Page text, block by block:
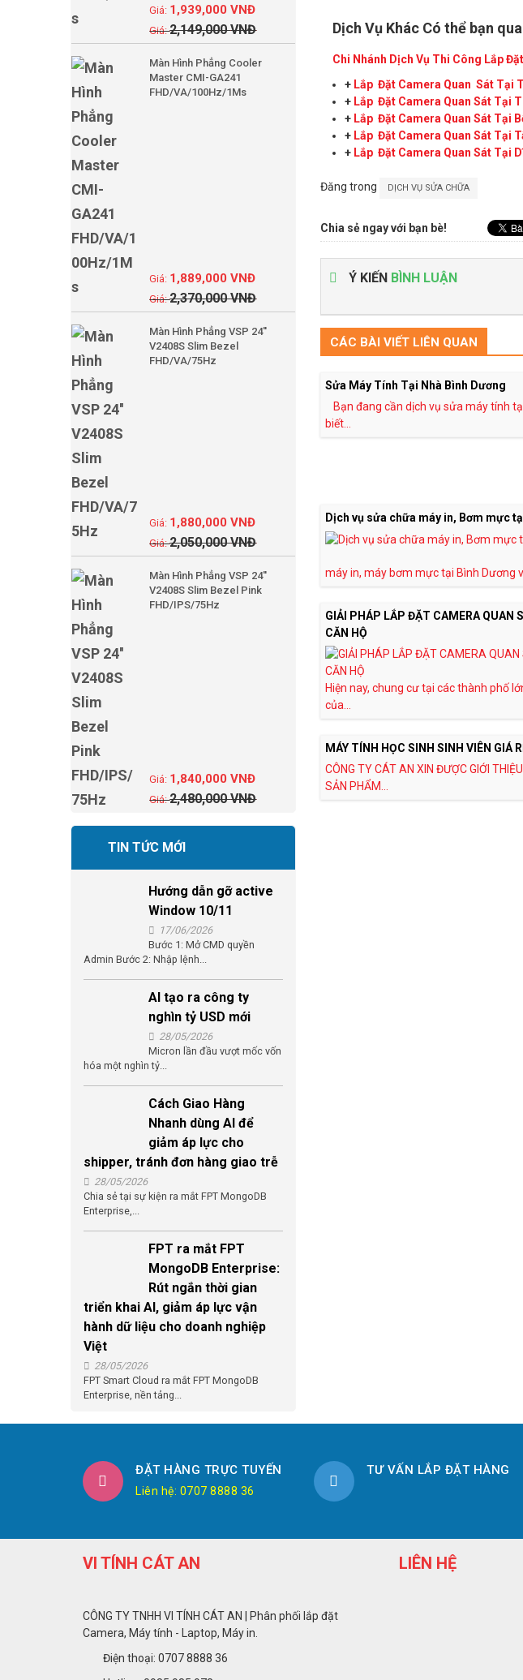
Dịch Vụ Khác Có thể bạn
Chi Nhánh Dịch Vụ Thi Công Lắp
+ Lắp Đặt Camera Quan Sát Tại
+ Lắp Đặt Camera Quan Sát Tại
+ Lắp Đặt Camera Quan Sát Tại
+ Lắp Đặt Camera Quan Sát Tại
+ Lắp Đặt Camera Quan Sát Tại
Đăng trong DỊCH VỤ SỬA CHỮA
Chia sẻ ngay với bạn bè!
Ý KIẾN BÌNH LUẬN
CÁC BÀI VIẾT LIÊN QUAN
Sửa Máy Tính Tại Nhà Bình Dương
Bạn đang cần dịch vụ sửa máy tính
biết...
Dịch vụ sửa chữa máy in, Bơm mực
máy in, máy bơm mực tại Bình Dương
GIẢI PHÁP LẮP ĐẶT CAMERA QUAN
CĂN HỘ
Hiện nay, chung cư tại các thành phố
của...
MÁY TÍNH HỌC SINH SINH VIÊN GIÁ
CÔNG TY CÁT AN XIN ĐƯỢC GIỚI
SẢN PHẨM...
2,149,000VNĐ
1,939,000VNĐ
Màn Hình Phẳng Cooler
Master CMI-GA241
FHD/VA/100Hz/1Ms
2,370,000VNĐ
1,889,000VNĐ
Màn Hình Phẳng VSP 24''
V2408S Slim Bezel
FHD/VA/75Hz
2,050,000VNĐ
1,880,000VNĐ
Màn Hình Phẳng VSP 24''
V2408S Slim Bezel Pink
FHD/IPS/75Hz
2,480,000VNĐ
1,840,000VNĐ
TIN TỨC MỚI
Hướng dẫn gỡ active
Window 10/11
17/06/2026
Bước 1: Mở CMD quyền
Admin Bước 2: Nhập lệnh...
AI tạo ra công ty
nghìn tỷ USD mới
28/05/2026
Micron lần đầu vượt mốc vốn
hóa một nghìn tỷ...
Cách Giao Hàng
Nhanh dùng AI để
giảm áp lực cho
shipper, tránh đơn hàng giao trễ
28/05/2026
Chia sẻ tại sự kiện ra mắt FPT MongoDB
Enterprise,...
FPT ra mắt FPT
MongoDB Enterprise:
Rút ngắn thời gian
triển khai AI, giảm áp lực vận
hành dữ liệu cho doanh nghiệp
Việt
28/05/2026
FPT Smart Cloud ra mắt FPT MongoDB
Enterprise, nền tảng...
ĐẶT HÀNG TRỰC TUYẾN
Liên hệ: 0707 8888 36
TƯ VẤN LẮP ĐẶT HÀNG
VI TÍNH CÁT AN
CÔNG TY TNHH VI TÍNH CÁT AN | Phân phối lắp đặt
Camera, Máy tính - Laptop, Máy in.
Điện thoại: 0707 8888 36
LIÊN HỆ